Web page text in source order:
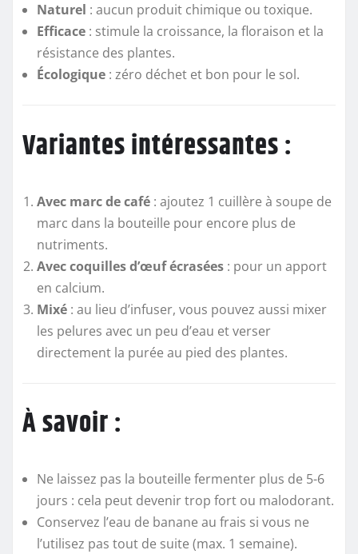
Naturel : aucun produit chimique ou toxique.
Efficace : stimule la croissance, la floraison et la
résistance des plantes.
Écologique : zéro déchet et bon pour le sol.
Variantes intéressantes :
Avec marc de café : ajoutez 1 cuillère à soupe de
marc dans la bouteille pour encore plus de
nutriments.
Avec coquilles d’œuf écrasées : pour un apport
en calcium.
Mixé : au lieu d’infuser, vous pouvez aussi mixer
les pelures avec un peu d’eau et verser
directement la purée au pied des plantes.
À savoir :
Ne laissez pas la bouteille fermenter plus de 5-6
jours : cela peut devenir trop fort ou malodorant.
Conservez l’eau de banane au frais si vous ne
l’utilisez pas tout de suite (max. 1 semaine).